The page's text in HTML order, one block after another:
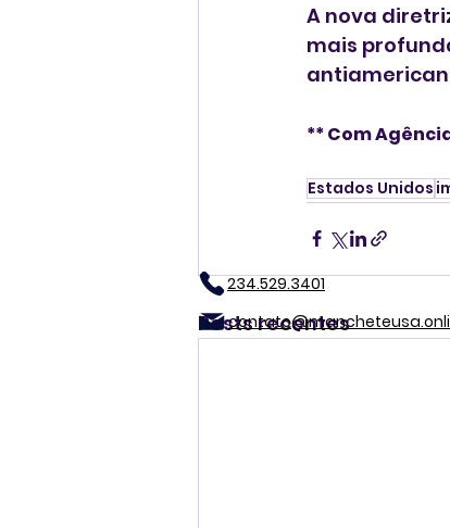
A nova
mais
** Com
Estados Unidos
Posts recentes
234.529.3401